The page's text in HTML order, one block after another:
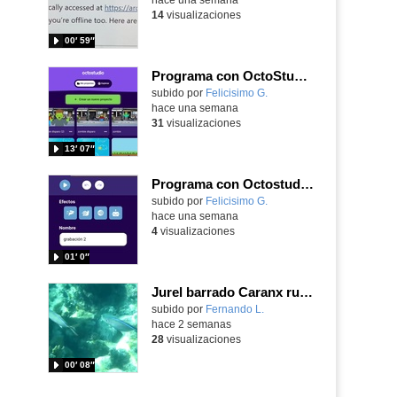
00′ 59″
14visualizaciones
Programa con OctoStudio, un juego de disparos contra Zombies con un cargador basado en el House of the dead
Contenido educativo.
subido por Felicisimo G.
13′ 07″
hace una semana
31 visualizaciones
Programa con Octostudio, una animación utilizando la cámara para una foto y audio y texto para comunicar.
Contenido educativo.
subido por Felicisimo G.
01′ 0″
hace una semana
4visualizaciones
Jurel barrado Caranx ruber (Bloch, 1793)
Contenido educativo.
subido por Fernando L.
00′ 08″
hace 2 semanas
28visualizaciones